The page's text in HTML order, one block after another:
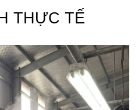
THỰC TẾ